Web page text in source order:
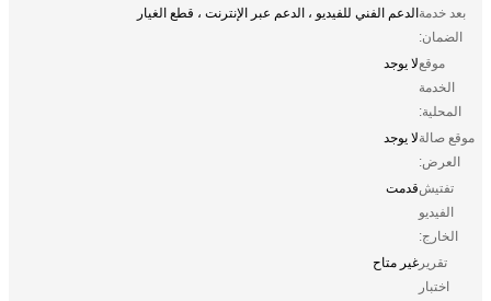
بعد خدمة
الضمان:
الدعم الفني للفيديو ، الدعم عبر الإنترنت ، قطع الغيار
موقع
الخدمة
المحلية:
لا يوجد
موقع صالة
العرض:
لا يوجد
تفتيش
الفيديو
الخارج:
قدمت
تقرير
اختبار
غير متاح